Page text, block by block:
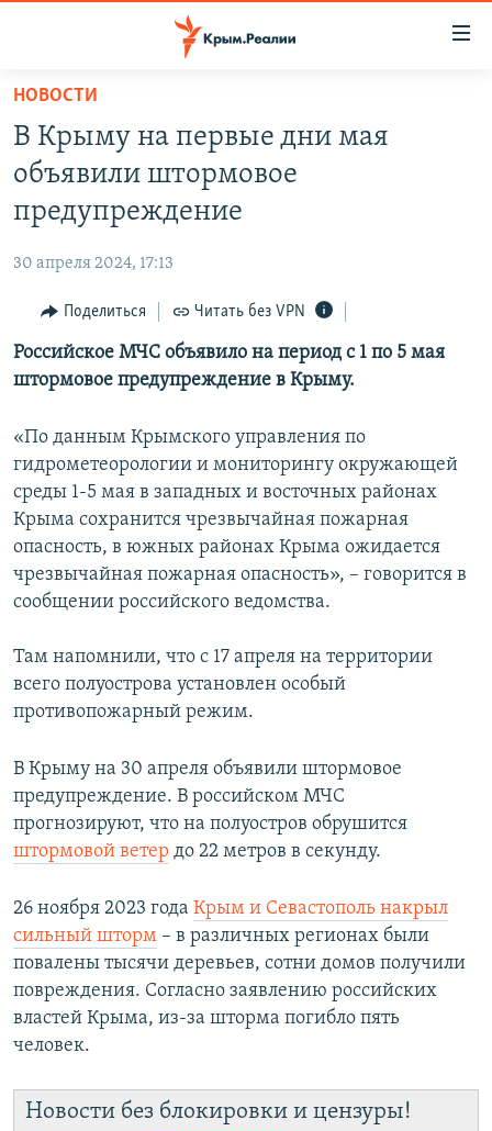
Вернуться
основному
содержанию
главной
навигации
Вернутся
поиску
СПЕЦПРОЕКТЫ
11 ЛЕТ ОККУПАЦИИ КРЫМА. 11 ИСТОРИЙ СОПРОТИВЛЕНИЯ
ЕЩЕ
ИНТЕРАКТИВ
ИНФОГРАФИКА
ТЕЛЕПРОЕКТ КРЫМ.РЕАЛИИ
СОВЕТЫ ПРАВОЗАЩИТНИКОВ
ПРОПАВШИЕ БЕЗ ВЕСТИ
ПОБЕДИТЕЛЕЙ НЕ СУДЯТ?
КРЫМ.НЕПОКОРЕННЫЙ
ELIFBE
РАДІО СВОБОДА
КАК ОБОЙТИ БЛОКИРОВКУ
Qırımtatar
ПРИСОЕДИНЯЙТЕСЬ!
Все сайты RFE/RL
НОВОСТИ
В Крыму на первые дни мая
объявили штормовое
предупреждение
30 апреля 2024, 17:13
Поделиться Читать без VPN
Российское МЧС объявило на период с 1 по 5 мая
штормовое предупреждение в Крыму.
«По данным Крымского управления по
гидрометеорологии и мониторингу окружающей
среды 1-5 мая в западных и восточных районах
Крыма сохранится чрезвычайная пожарная
опасность, в южных районах Крыма ожидается
чрезвычайная пожарная опасность», – говорится в
сообщении российского ведомства.
Там напомнили, что с 17 апреля на территории
всего полуострова установлен особый
противопожарный режим.
В Крыму на 30 апреля объявили штормовое
предупреждение. В российском МЧС
прогнозируют, что на полуостров обрушится
штормовой ветер до 22 метров в секунду.
26 ноября 2023 года Крым и Севастополь накрыл
сильный шторм – в различных регионах были
повалены тысячи деревьев, сотни домов получили
повреждения. Согласно заявлению российских
властей Крыма, из-за шторма погибло пять
человек.
Новости без блокировки и цензуры!